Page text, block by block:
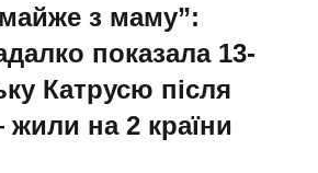
з маму”:
показала 13-
Катрусю після
на 2 країни